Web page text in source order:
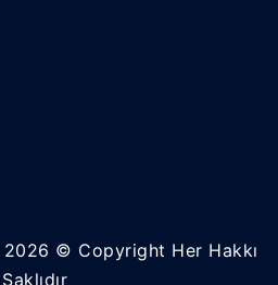
© Copyright Her Hakkı
Saklıdır